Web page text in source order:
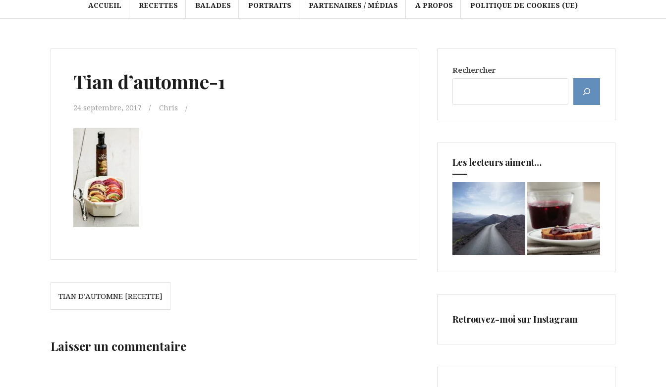
ACCUEIL RECETTES BALADES PORTRAITS PARTENAIRES / MÉDIAS A PROPOS POLITIQUE DE COOKIES (UE)
Tian d’automne-1
24 septembre, 2017 Chris
Navigation
deTIAN D’AUTOMNE [RECETTE]
Laisser un commentaire
Rechercher
Les lecteurs aiment…
Retrouvez-moi sur Instagram